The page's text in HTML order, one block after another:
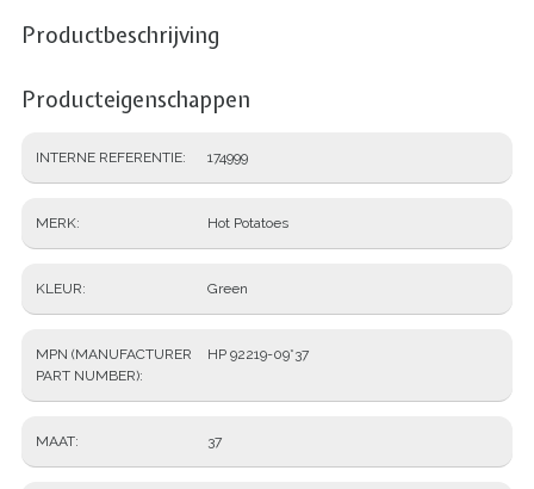
Productbeschrijving
Producteigenschappen
INTERNE REFERENTIE 174999
MERK Hot Potatoes
KLEUR Green
MPN (MANUFACTURER
PART NUMBER)
HP 92219-09*37
MAAT 37